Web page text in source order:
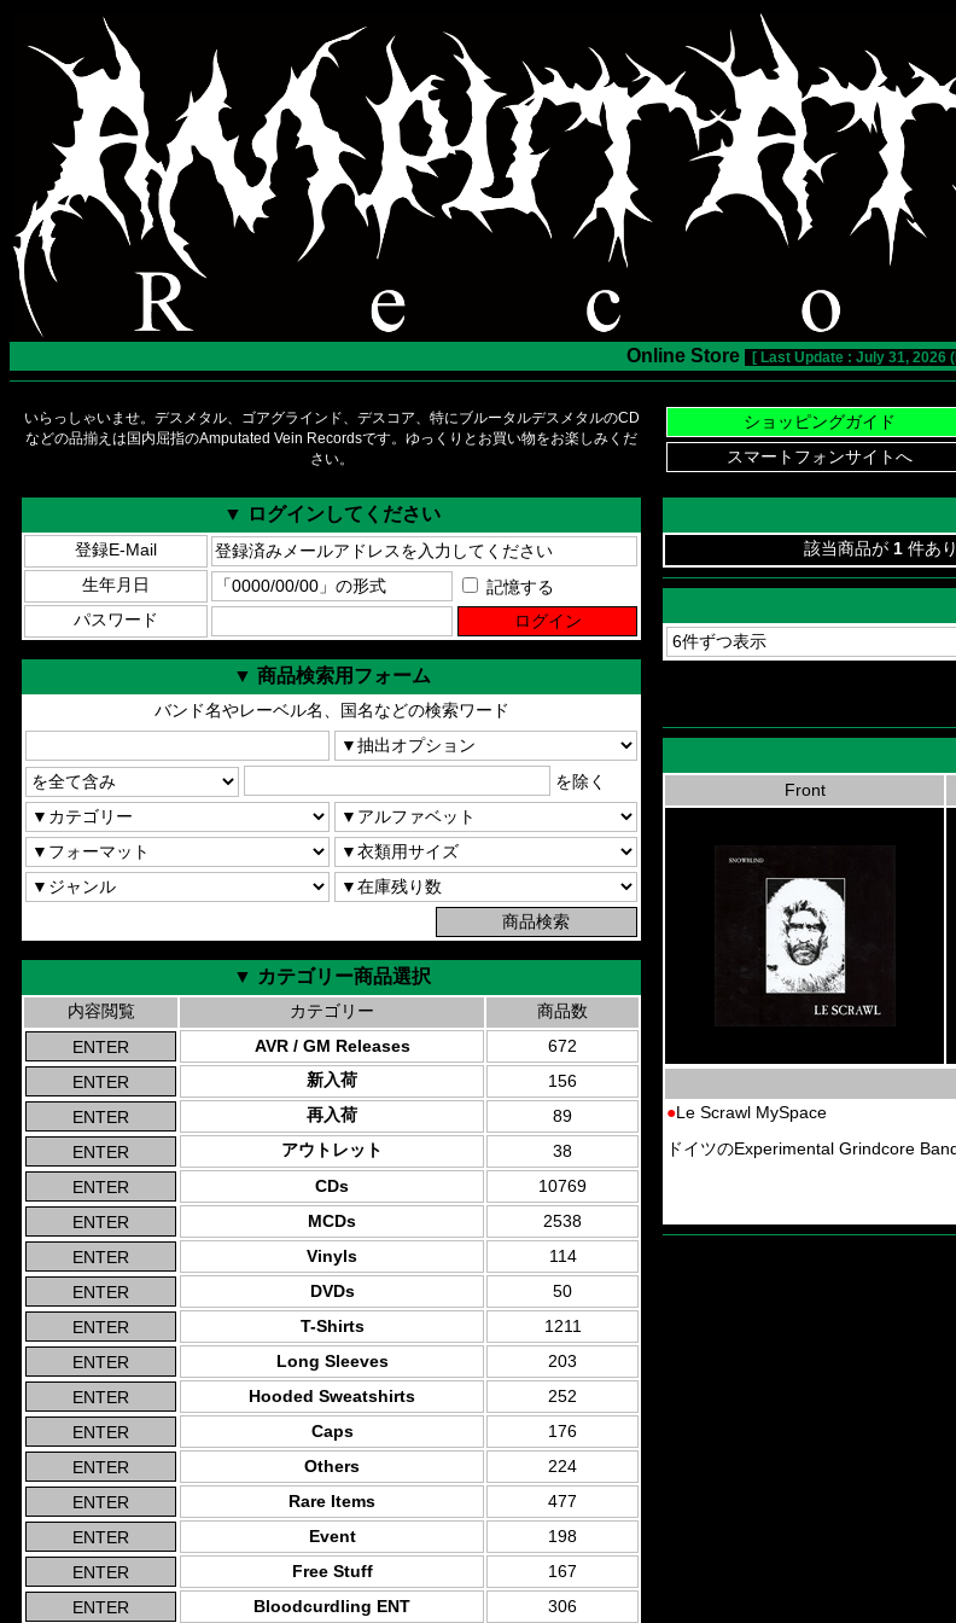
Online Store [ Last Update : July 31, 2026
いらっしゃいませ。デスメタル、ゴアグラインド、デスコア、特にブルータルデスメタルのCD
などの品揃えは国内屈指のAmputated Vein Recordsです。ゆっくりとお買い物をお楽しみくだ
さい。
▼ ログインしてください
登録E-Mail
生年月日
記憶する
パスワード
▼ 商品検索用フォーム
バンド名やレーベル名、国名などの検索ワード
を除く
▼ カテゴリー商品選択
内容閲覧 カテゴリー
商品数
AVR / GM Releases
672
新入荷
156
再入荷
89
アウトレット
38
CDs
10769
MCDs
2538
Vinyls
114
DVDs
50
T-Shirts
1211
Long Sleeves
203
Hooded Sweatshirts
252
Caps
176
Others
224
Rare Items
477
Event
198
Free Stuff
167
Bloodcurdling ENT
306
該当商品が 1 件あ
Front
●Le Scrawl MySpace
ドイツのExperimental Grindcore